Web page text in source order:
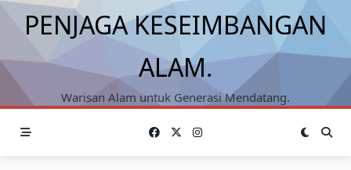
PENJAGA KESEIMBANGAN
ALAM.
Warisan Alam untuk Generasi Mendatang.